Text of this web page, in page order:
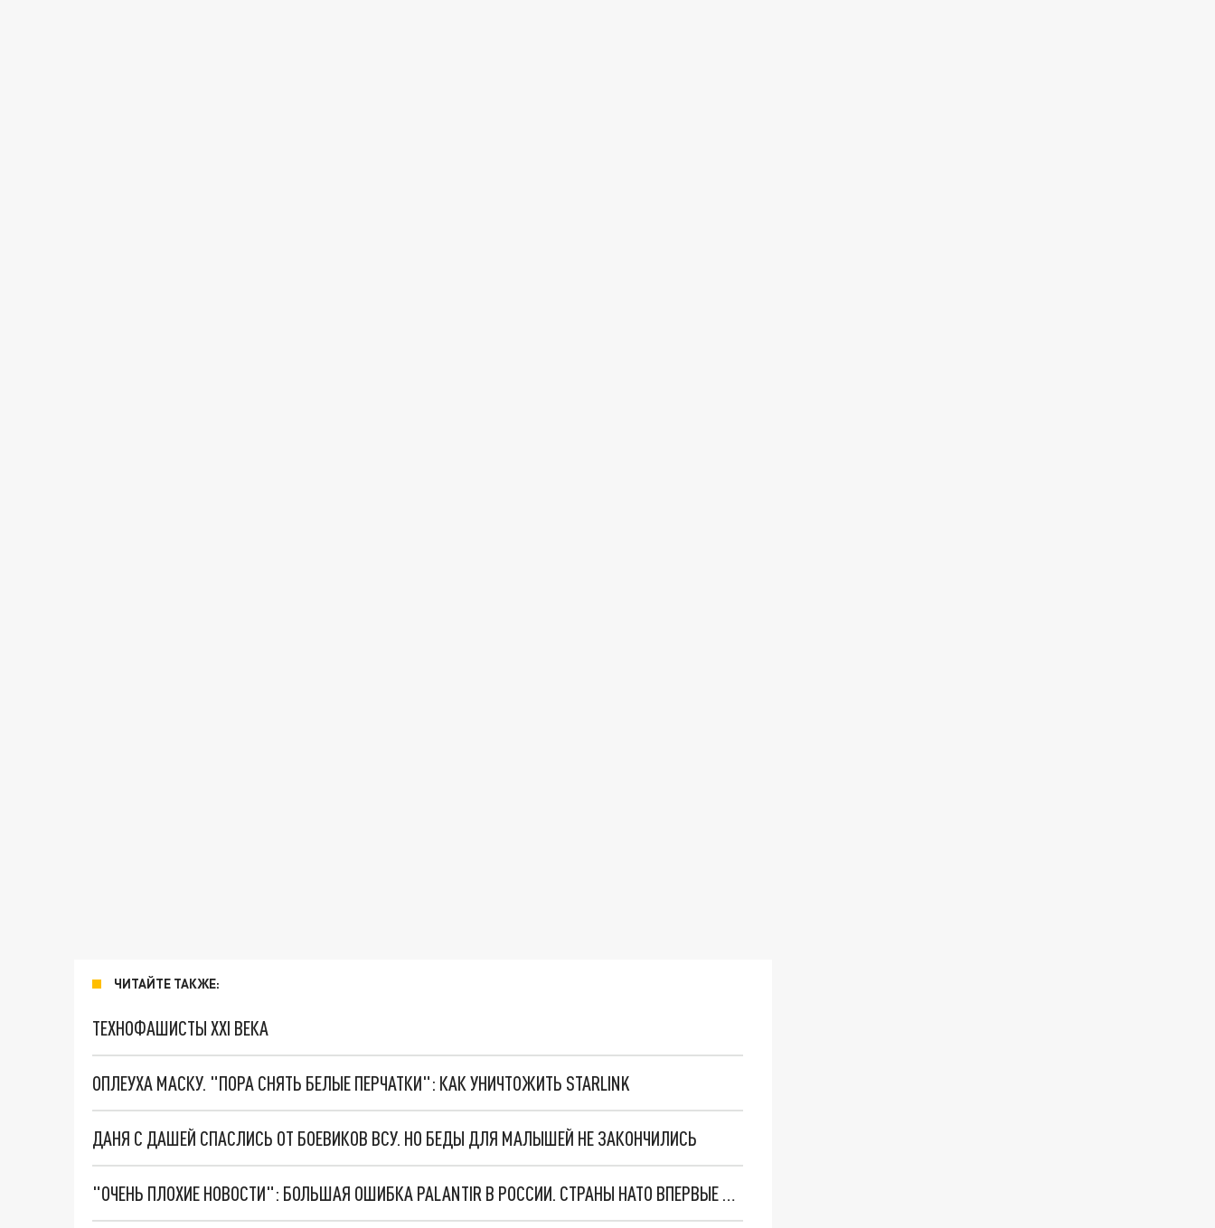
ЧИТАЙТЕ ТАКЖЕ:
ТЕХНОФАШИСТЫ XXI ВЕКА
ОПЛЕУХА МАСКУ. "ПОРА СНЯТЬ БЕЛЫЕ ПЕРЧАТКИ": КАК УНИЧТОЖИТЬ STARLINK
ДАНЯ С ДАШЕЙ СПАСЛИСЬ ОТ БОЕВИКОВ ВСУ. НО БЕДЫ ДЛЯ МАЛЫШЕЙ НЕ ЗАКОНЧИЛИСЬ
"ОЧЕНЬ ПЛОХИЕ НОВОСТИ": БОЛЬШАЯ ОШИБКА PALANTIR В РОССИИ. СТРАНЫ НАТО ВПЕРВЫЕ ЗА СВО ОСТАНОВИЛИ ПОСТАВКИ ОРУЖИЯ. ВСУ ТЕРЯЮТ ПРИГРАНИЧЬЕ?